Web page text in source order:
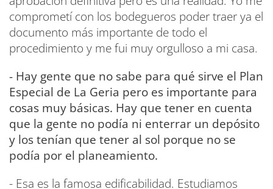
comprometí con los bodegueros poder traer ya el
documento más importante de todo el
procedimiento y me fui muy orgulloso a mi casa.
- Hay gente que no sabe para qué sirve el Plan
Especial de La Geria pero es importante para
cosas muy básicas. Hay que tener en cuenta
que la gente no podía ni enterrar un depósito
y los tenían que tener al sol porque no se
podía por el planeamiento.
- Esa es la famosa edificabilidad. Estudiamos